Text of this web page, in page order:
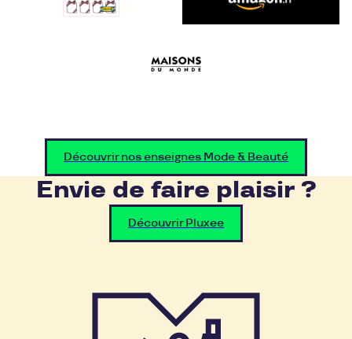
Découvrir nos enseignes Mode & Beauté
Envie de faire plaisir ?
Découvrir Pluxee